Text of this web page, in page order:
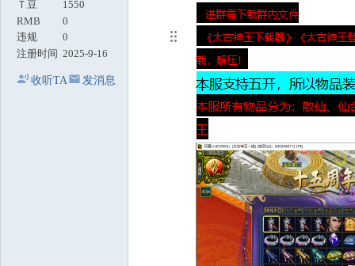
Ｔ豆
1550
RMB
0
违规
0
注册时间 2025-9-16
收听TA 发消息